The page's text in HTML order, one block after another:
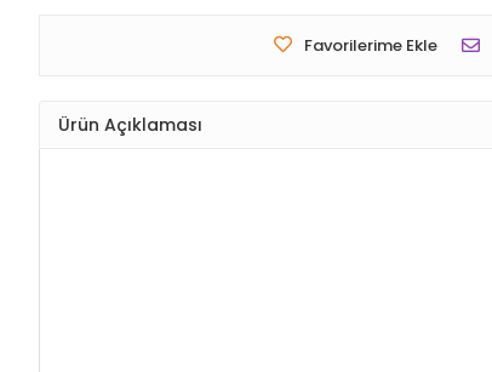
Favorilerime Ekle
Ürün Açıklaması